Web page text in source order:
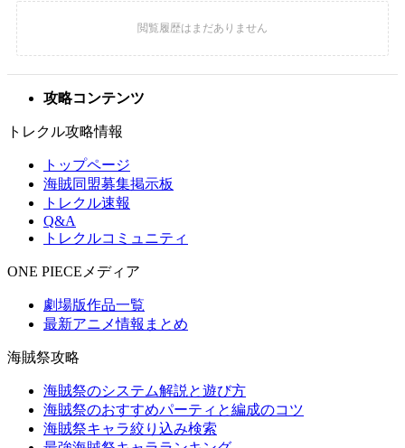
攻略コンテンツ
トレクル攻略情報
トップページ
海賊同盟募集掲示板
トレクル速報
Q&A
トレクルコミュニティ
ONE PIECEメディア
劇場版作品一覧
最新アニメ情報まとめ
海賊祭攻略
海賊祭のシステム解説と遊び方
海賊祭のおすすめパーティと編成のコツ
海賊祭キャラ絞り込み検索